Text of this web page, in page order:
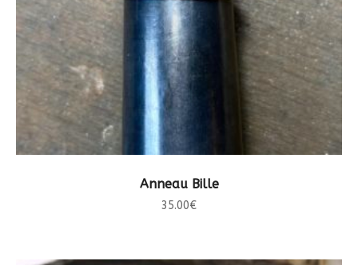
CHOIX DES OPTIONS
Anneau Bille
35.00€